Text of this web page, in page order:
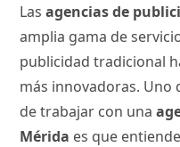
Lasagencias de
amplia gama de
publicidad tradicional
más innovadoras. Uno
de trabajar con una
Mérida es que